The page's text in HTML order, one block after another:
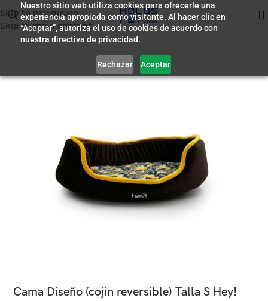
Nuestro sitio web utiliza cookies para ofrecerle una
experiencia apropiada como visitante. Al hacer clic en
“Aceptar”, autoriza el uso de cookies de acuerdo con
nuestra directiva de privacidad.
Rechazar Aceptar
Skip to navigation
Skip to main content
Inicio/Accesorios
Cama Diseño (cojin reversible) Talla S Hey!